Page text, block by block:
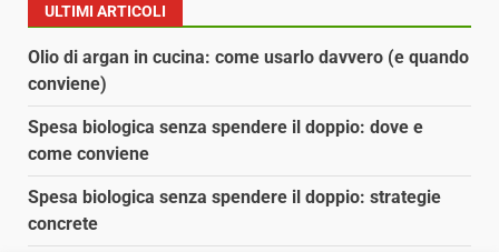
ULTIMI ARTICOLI
Olio di argan in cucina: come usarlo davvero (e quando
conviene)
Spesa biologica senza spendere il doppio: dove e
come conviene
Spesa biologica senza spendere il doppio: strategie
concrete